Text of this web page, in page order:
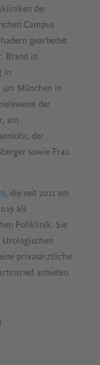
der
Campus
gearbeitet
Brand in
in
um München in
der
am
der
sowie Frau
, die seit 2011 am
als
Poliklinik. Sie
privatärztliche
anbieten.